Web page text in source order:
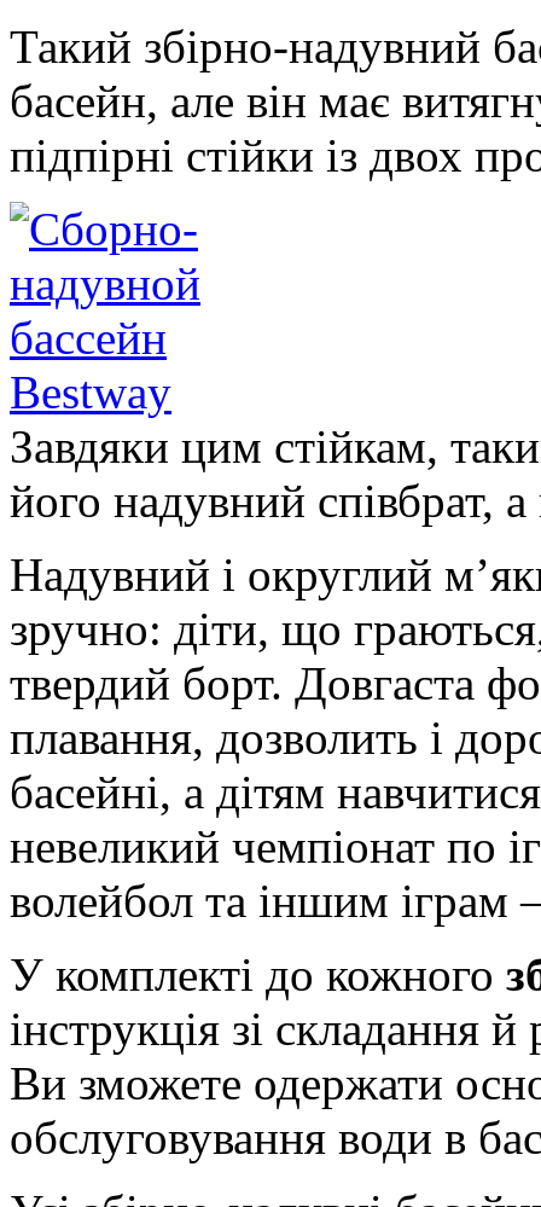
Такий збірно-надувний
басейн, але він має
підпірні стійки із двох
Завдяки цим стійкам,
його надувний співбрат,
Надувний і округлий
зручно: діти, що
твердий борт. Довгаста
плавання, дозволить і
басейні, а дітям
невеликий чемпіонат по
волейбол та іншим іграм
У комплекті до кожного
інструкція зі складання
Ви зможете одержати
обслуговування води в